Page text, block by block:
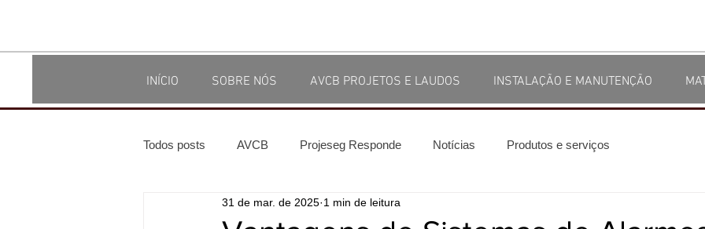
INÍCIO SOBRE NÓS AVCB PROJETOS E LAUDOS INSTALAÇÃO E MANUTENÇÃO
Todos posts AVCB Projeseg Responde Notícias Produtos e serviços
31 de mar. de 2025 1 min de leitura